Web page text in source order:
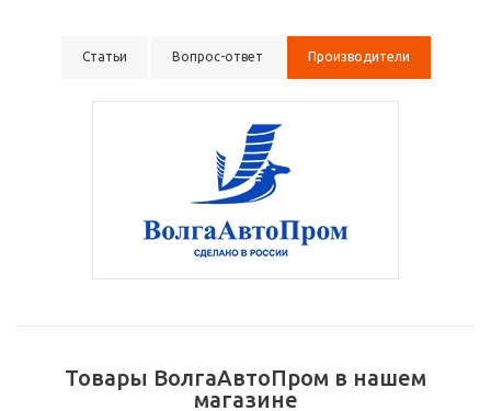
Статьи Вопрос-ответ Производители
Товары ВолгаАвтоПром в нашем
магазине